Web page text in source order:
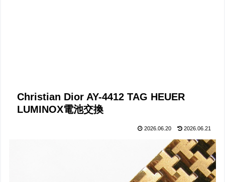
Christian Dior AY-4412 TAG HEUER
LUMINOX電池交換
2026.06.20 2026.06.21